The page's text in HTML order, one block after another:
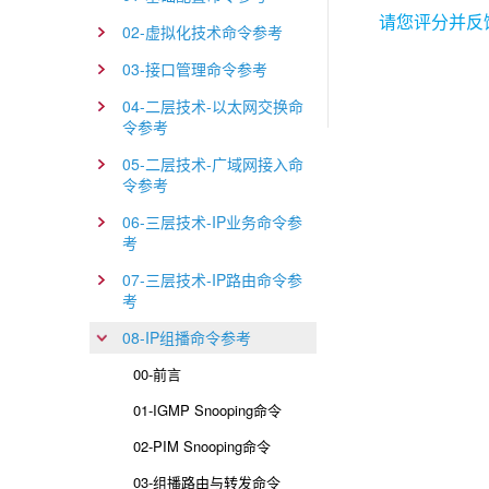
02-虚拟化技术命令参考
03-接口管理命令参考
04-二层技术-以太网交换命
令参考
05-二层技术-广域网接入命
令参考
06-三层技术-IP业务命令参
考
07-三层技术-IP路由命令参
考
08-IP组播命令参考
00-前言
01-IGMP Snooping命令
02-PIM Snooping命令
03-组播路由与转发命令
请您评分并